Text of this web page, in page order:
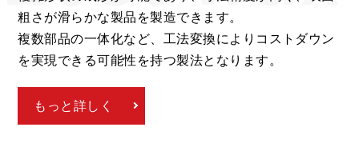
粗さが滑らかな製品を製造できます。
複数部品の一体化など、工法変換によりコストダウン
を実現できる可能性を持つ製法となります。
もっと詳しく